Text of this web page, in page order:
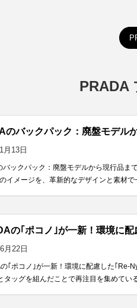
PRADA
のバックパック：廃盤モデル
月13日
バックパック：廃盤モデルから現行品ま
イメージを、革新的なデザインと素材
の｢ポコノ｣が一新！環境に
月22日
｢ポコノ｣が一新！環境に配慮した｢Re-
タッグを組んだことで再注目を集めてい